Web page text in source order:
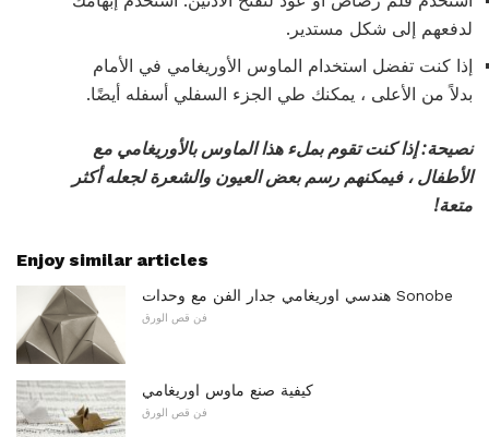
لدفعهم إلى شكل مستدير.
إذا كنت تفضل استخدام الماوس الأوريغامي في الأمام
بدلاً من الأعلى ، يمكنك طي الجزء السفلي أسفله أيضًا.
نصيحة: إذا كنت تقوم بملء هذا الماوس بالأوريغامي مع
الأطفال ، فيمكنهم رسم بعض العيون والشعرة لجعله أكثر
متعة!
Enjoy similar articles
هندسي اوريغامي جدار الفن مع وحدات Sonobe
فن قص الورق
كيفية صنع ماوس اوريغامي
فن قص الورق